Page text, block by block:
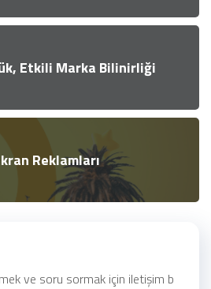
Etkili Marka Bilinirliği
Reklamları
ve soru sormak için iletişim b